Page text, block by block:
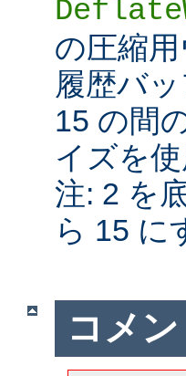
の圧縮
履歴バ
15 の間
イズを
注: 2 を
ら 15 に
コメン